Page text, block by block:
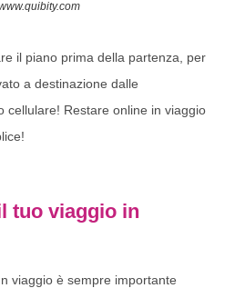
il piano prima della partenza, per
a destinazione dalle
cellulare! Restare online in viaggio
tuo viaggio in
viaggio è sempre importante